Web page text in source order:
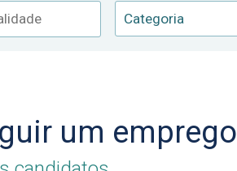
Categoria
um emprego